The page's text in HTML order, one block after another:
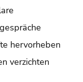
hervorheben
verzichten